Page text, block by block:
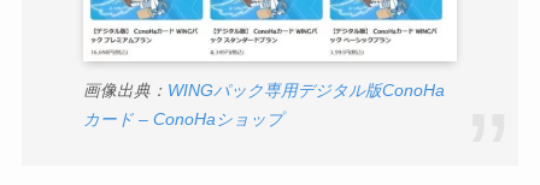
画像出典： WINGパック専用デジタル版ConoHa
カード – ConoHaショップ